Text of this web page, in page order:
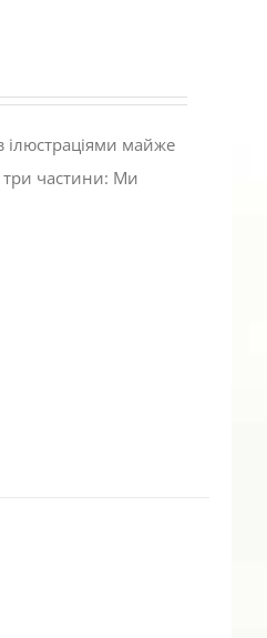
ілюстраціями майже
три частини: Ми